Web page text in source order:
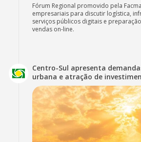
Fórum Regional promovido pela
empresariais para discutir logística,
serviços públicos digitais e
vendas on-line.
Centro-Sul apresenta
urbana e atração de